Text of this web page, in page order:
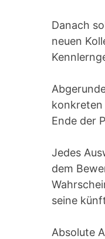
Danach
neuen
konkreten
Ende der
Jedes
dem
seine
Absolute